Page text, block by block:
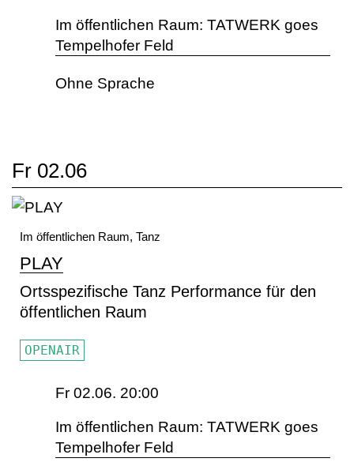
Im öffentlichen Raum: TATWERK goes
Tempelhofer Feld
Ohne Sprache
Fr 02.06
Im öffentlichen Raum, Tanz
PLAY
Ortsspezifische Tanz Performance für den
öffentlichen Raum
OPENAIR
Fr 02.06. 20:00
Im öffentlichen Raum: TATWERK goes
Tempelhofer Feld